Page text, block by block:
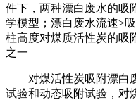
件下，两种漂白废水的吸
学模型；漂白废水流速>
柱高度对煤质活性炭的吸
之一
对煤活性炭吸附漂白废
试验和动态吸附试验，对